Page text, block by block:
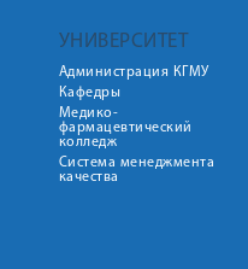
УНИВЕРСИТЕТ
Администрация КГМУ
Кафедры
Медико-
фармацевтический
колледж
Система менеджмента
качества